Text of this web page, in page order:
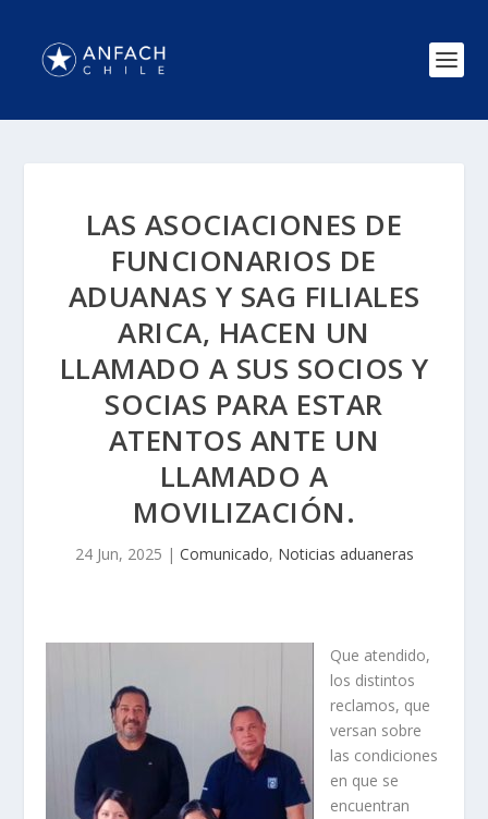
LAS ASOCIACIONES DE
FUNCIONARIOS DE
ADUANAS Y SAG FILIALES
ARICA, HACEN UN
LLAMADO A SUS SOCIOS Y
SOCIAS PARA ESTAR
ATENTOS ANTE UN
LLAMADO A
MOVILIZACIÓN.
24 Jun, 2025 | Comunicado, Noticias aduaneras
Que atendido,
los distintos
reclamos, que
versan sobre
las condiciones
en que se
encuentran